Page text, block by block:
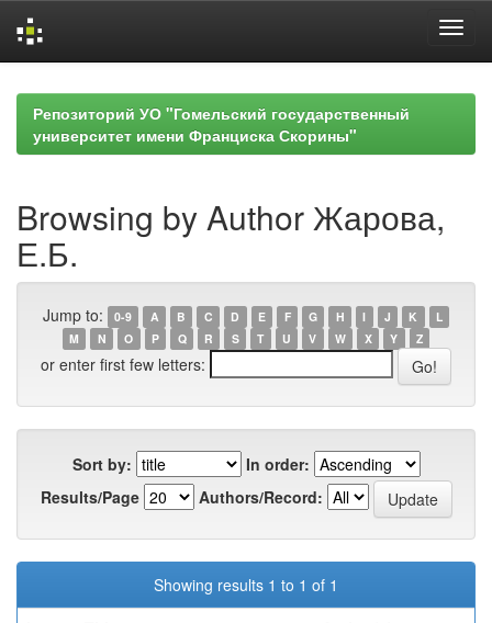
navigationРепозиторий УО "Гомельский государственный
университет имени Франциска Скорины"
Browsing by Author Жарова,
Е.Б.
Jump to: 0-9 A B C D E F G H I J K
L
M
N O P Q R S T U V W X Y Z
or enter first few letters:
Sort by:
In order:
Results/Page
Authors/Record:
Showing results 1 to 1 of 1